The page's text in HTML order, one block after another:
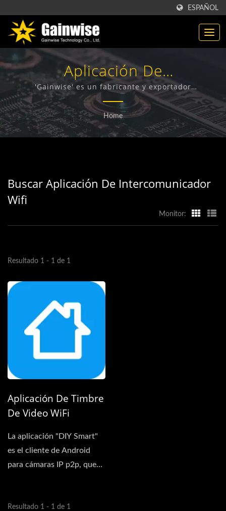
ESPAÑOL
Aplicación De
Intercomunicador
WifiBuscado | Fabricante De
Productos De
Technology Co., Ltd.'
'Gainwise' es un fabricante y exportador
especializado en el diseño, desarrollo y fabricación de
Terminales Inalámbricos Fijos, Intercomunicadores 4G
para Puertas, Abrepuertas 4G y Detectores de Humo
4G.
Home
Buscar Aplicación De Intercomunicador
Wifi
Monitor:
Resultado 1 - 1 de 1
Aplicación De Timbre
De Video WiFi
La aplicación "DIY Smart"
es el cliente de Android
para cámaras IP p2p, que
Resultado 1 - 1 de 1